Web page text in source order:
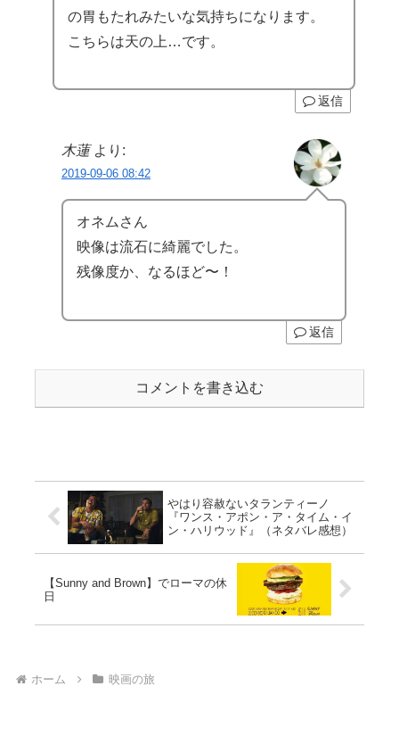
の胃もたれみたいな気持ちになります。
こちらは天の上…です。
返信
木蓮 より:
2019-09-06 08:42
オネムさん
映像は流石に綺麗でした。
残像度か、なるほど〜！
返信
コメントを書き込む
やはり容赦ないタランティーノ
『ワンス・アポン・ア・タイム・イ
ン・ハリウッド』（ネタバレ感想）
【Sunny and Brown】でローマの休
日
ホーム 映画の旅